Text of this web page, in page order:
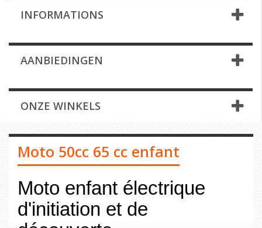
INFORMATIONS
AANBIEDINGEN
ONZE WINKELS
Moto 50cc 65 cc enfant
Moto enfant électrique
d'initiation et de